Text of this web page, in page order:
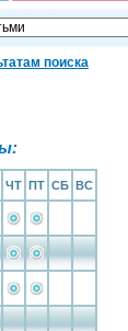
поиска
ЧТ ПТ СБ ВС